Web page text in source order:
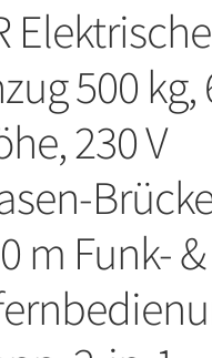
500 kg,
230 V
m Funk-